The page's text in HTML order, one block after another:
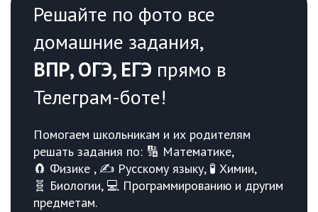
Решайте по фото все
домашние задания,
ВПР, ОГЭ, ЕГЭ прямо в
Телеграм-боте!
Помогаем школьникам и их родителям
решать задания по: 🔢 Математике,
🧲 Физике , ✍️ Русскому языку, 🧪 Химии,
🧬 Биологии, 💻 Программированию и другим
предметам.